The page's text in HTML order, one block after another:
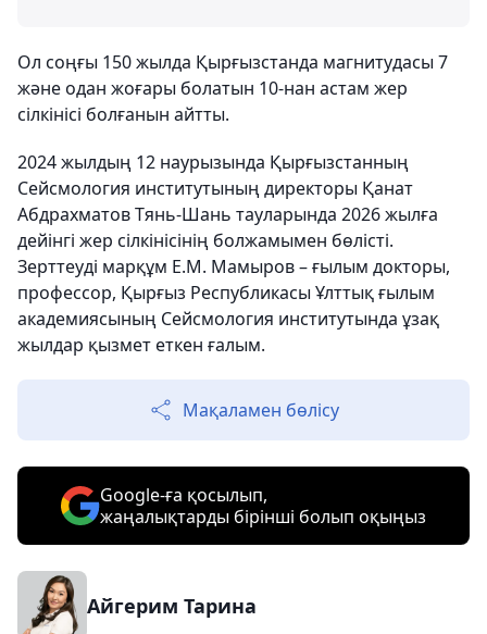
Ол соңғы 150 жылда Қырғызстанда магнитудасы 7
және одан жоғары болатын 10-нан астам жер
сілкінісі болғанын айтты.
2024 жылдың 12 наурызында Қырғызстанның
Сейсмология институтының директоры Қанат
Абдрахматов Тянь-Шань тауларында 2026 жылға
дейінгі жер сілкінісінің болжамымен бөлісті.
Зерттеуді марқұм Е.М. Мамыров – ғылым докторы,
профессор, Қырғыз Республикасы Ұлттық ғылым
академиясының Сейсмология институтында ұзақ
жылдар қызмет еткен ғалым.
Мақаламен бөлісу
Google-ға қосылып,
жаңалықтарды бірінші болып оқыңыз
Айгерим Тарина